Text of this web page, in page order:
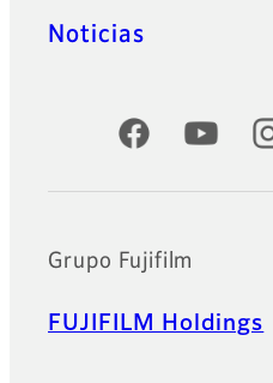
Noticias
Cuentas oficiales
Grupo Fujifilm
FUJIFILM Holdings